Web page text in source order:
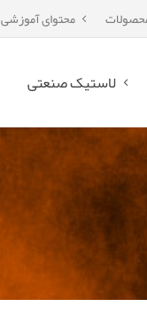
محتوای آموزشی
لاستیک صنعتی